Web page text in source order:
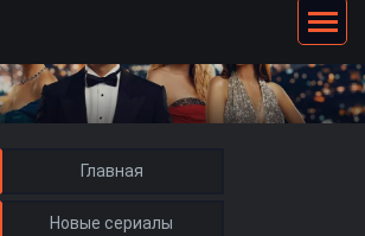
Главная
Новые сериалы